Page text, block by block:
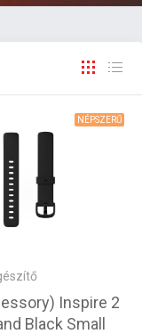
NÉPSZERŰ
Inspire 2
Black Small